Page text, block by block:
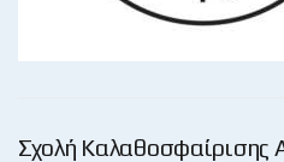
Σχολή Καλαθοσφαίρισης